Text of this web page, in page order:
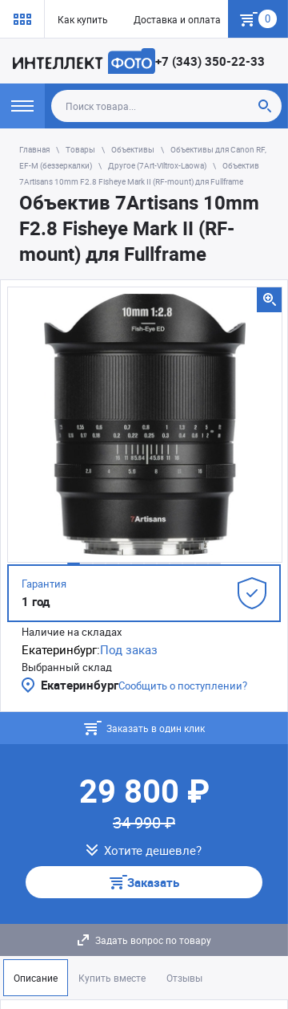
Как купить Доставка и оплата Гарантия
0
+7 (343) 350-22-33
Главная Товары Объективы
Объективы для Canon RF,
EF-M (беззеркалки)
Другое (7Art-Viltrox-Laowa)
Объектив
7Artisans 10mm F2.8 Fisheye Mark II (RF-mount) для Fullframe
Объектив 7Artisans 10mm
F2.8 Fisheye Mark II (RF-
mount) для Fullframe
Гарантия
1 год
Наличие на складах
Екатеринбург:Под заказ
Выбранный склад
ЕкатеринбургСообщить о поступлении?
Заказать в один клик
29 800 ₽
34 990 ₽
Хотите дешевле?
Заказать
Задать вопрос по товару
Описание Купить вместе Отзывы